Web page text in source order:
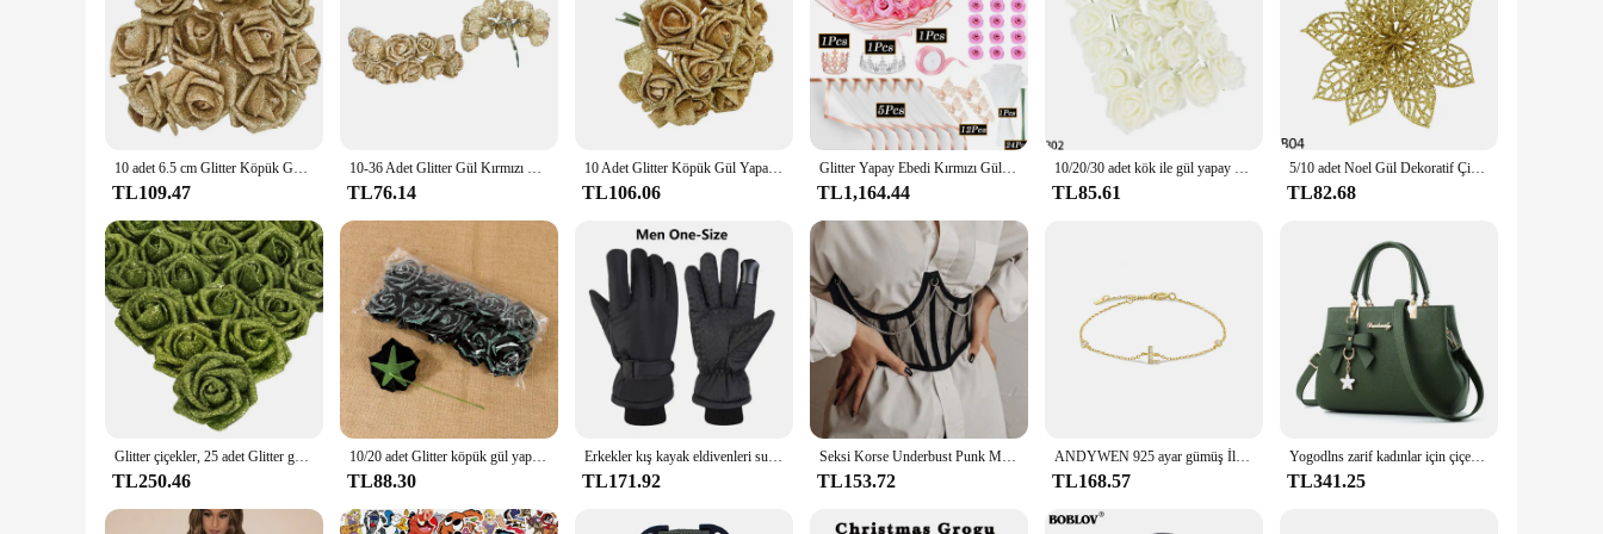
10 adet 6.5 cm Glitter Köpük Gül yapay çiçek Gelin Buketi Sahte Çiçek DIY Çelenk Zanaat Noel Düğün Parti Ev Dekor
TL109.47
10-36 Adet Glitter Gül Kırmızı Kırmızı Pembe Altın Yapay Gül Köpük Çiçek Buketi Gelin Parti Düğün Parti Dekorasyon Sahte Buket
TL76.14
10 Adet Glitter Köpük Gül Yapay Çiçekler Buket Düğün Dekorasyon Çiçek Gül Ev Dekorasyon Flores Sahte Gül Çiçek
TL106.06
Glitter Yapay Ebedi Kırmızı Gül Buketi Sonsuza Kadar Güller Çiçek Buketi İpek Sahte Gül Çiçek sevgililer Günü Doğum Günü Hediyesi
TL1,164.44
10/20/30 adet kök ile gül yapay çiçek kafaları Glitter PE köpük gül sahte çiçek DIY düğün gelin duş parti ev dekor
TL85.61
5/10 adet Noel Gül Dekoratif Çiçek Glitter yapay çiçek Renkli Çelenk Aksesuarları Dekorasyon DIY Noel Ev Süsleme
TL82.68
Glitter çiçekler, 25 adet Glitter güller yeşil köpük çiçekler köpük güller DIY düğün gelin buketi ev partisi Decorati için kaynaklanıyor ile
TL250.46
10/20 adet Glitter köpük gül yapay çiçekler buket yaprakları ile düğün dekorasyon çiçek Flores ev dekor sahte gül çiçek
TL88.30
Erkekler kış kayak eldivenleri su geçirmez rüzgar açık spor bisiklet motosiklet yürüyüş kamp el sıcak eldiven
TL171.92
Seksi Korse Underbust Punk Metal Zincir Siyah Kadın Üst Eğrisi Şekillendirici Kayış Zayıflama Yüksek Bel Kemeri Dantel Büstiyer
TL153.72
ANDYWEN 925 ayar gümüş İlk 26 mektuplar alfabe Monogram altın adı bilezik kristal CZ zirkon 2021 moda takı
TL168.57
Yogodlns zarif kadınlar için çiçek kolye ofis bayanlar tote saf çanta ile postacı çantası kadın Crossbody omuz çantaları
TL341.25